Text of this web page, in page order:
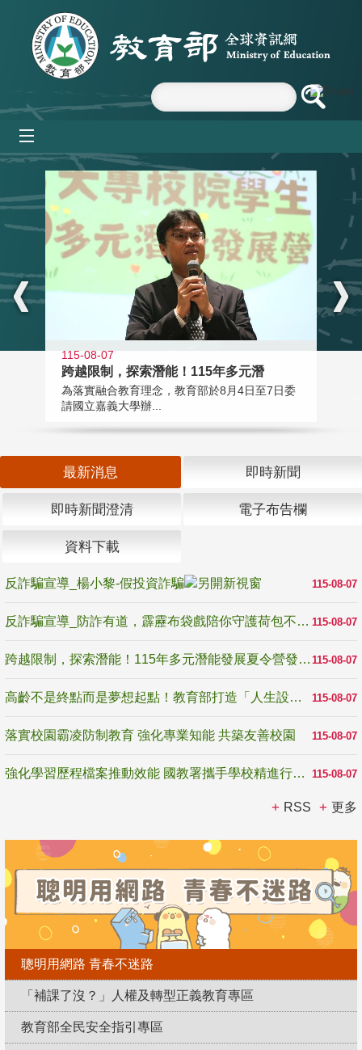
跳到主要內容區塊
:::
115-08-07
跨越限制，探索潛能！115年多元潛
為落實融合教育理念，教育部於8月4日至7日委
請國立嘉義大學辦...
最新消息 即時新聞
即時新聞澄清 電子布告欄
資料下載
115-08-07
反詐騙宣導_楊小黎-假投資詐騙
115-08-07
反詐騙宣導_防詐有道，霹靂布袋戲陪你守護荷包不受騙
115-08-07
跨越限制，探索潛能！115年多元潛能發展夏令營發掘生命無限可能
115-08-07
高齡不是終點而是夢想起點！教育部打造「人生設計夢工場」 參展第3屆高齡健康產業博覽會
115-08-07
落實校園霸凌防制教育 強化專業知能 共築友善校園
115-08-07
強化學習歷程檔案推動效能 國教署攜手學校精進行政與教學支持
RSS 更多
聰明用網路 青春不迷路
「補課了沒？」人權及轉型正義教育專區
教育部全民安全指引專區